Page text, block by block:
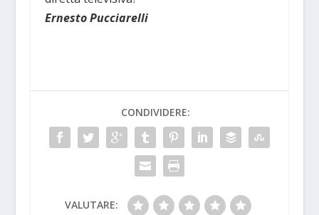
Ernesto Pucciarelli
CONDIVIDERE:
VALUTARE: